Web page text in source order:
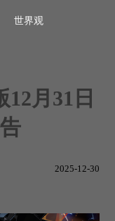
世界观
12月31日
2025-12-30